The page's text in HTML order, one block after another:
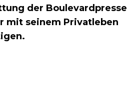
der Boulevardpresse
mit seinem Privatleben